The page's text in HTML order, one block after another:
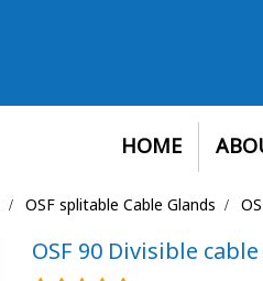
HOME
OSF splitable Cable Glands
OSF 90 Divisible